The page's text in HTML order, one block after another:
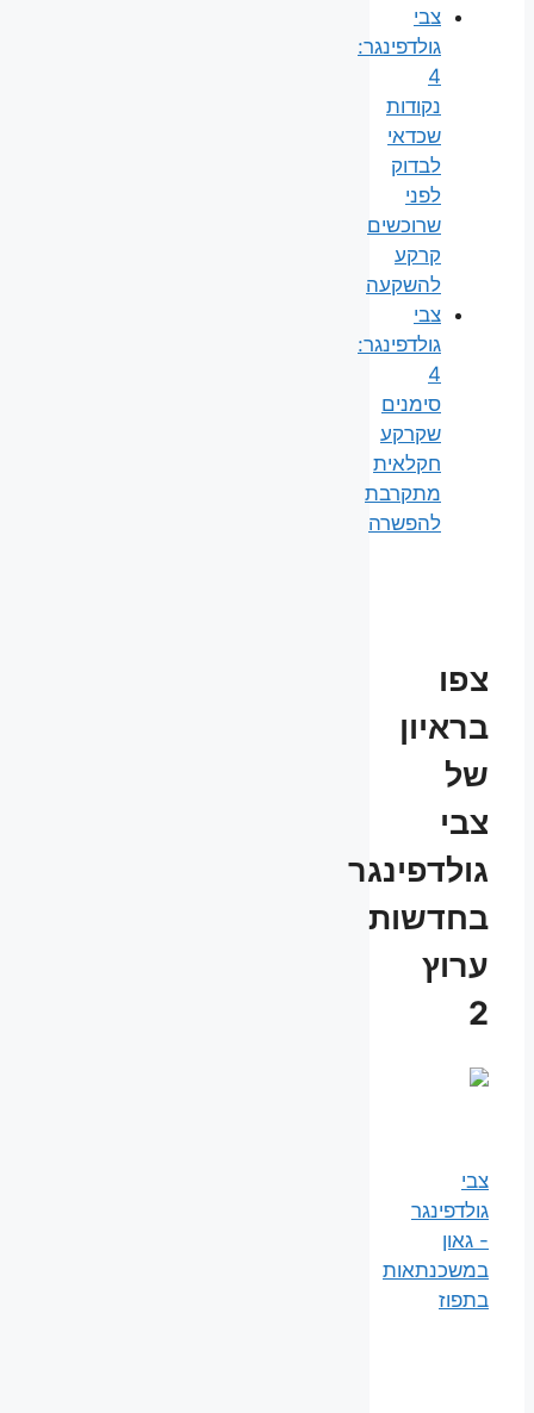
צבי
גולדפינגר:
4
נקודות
שכדאי
לבדוק
לפני
שרוכשים
קרקע
להשקעה
צבי
גולדפינגר:
4
סימנים
שקרקע
חקלאית
מתקרבת
להפשרה
צפו
בראיון
של
צבי
גולדפינגר
בחדשות
ערוץ
2
צבי
גולדפינגר
- גאון
במשכנתאות
בתפוז